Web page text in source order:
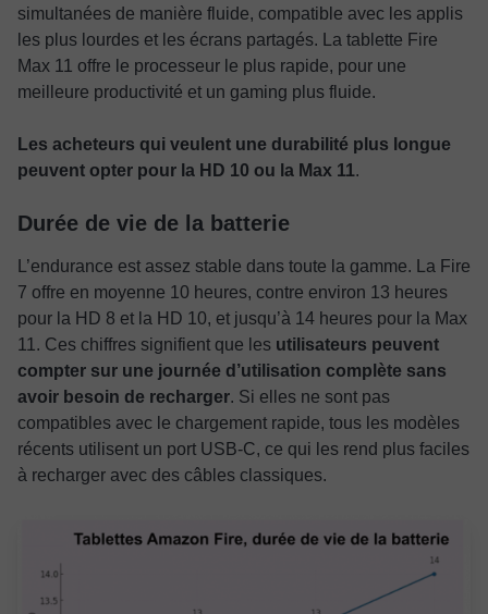
simultanées de manière fluide, compatible avec les applis
les plus lourdes et les écrans partagés. La tablette Fire
Max 11 offre le processeur le plus rapide, pour une
meilleure productivité et un gaming plus fluide.
Les acheteurs qui veulent une durabilité plus longue
peuvent opter pour la HD 10 ou la Max 11.
Durée de vie de la batterie
L’endurance est assez stable dans toute la gamme. La Fire
7 offre en moyenne 10 heures, contre environ 13 heures
pour la HD 8 et la HD 10, et jusqu’à 14 heures pour la Max
11. Ces chiffres signifient que les utilisateurs peuvent
compter sur une journée d’utilisation complète sans
avoir besoin de recharger. Si elles ne sont pas
compatibles avec le chargement rapide, tous les modèles
récents utilisent un port USB-C, ce qui les rend plus faciles
à recharger avec des câbles classiques.